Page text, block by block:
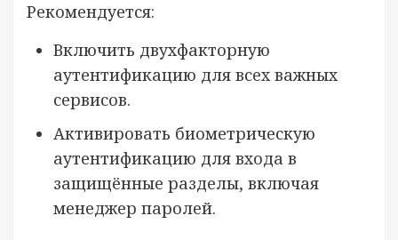
Рекомендуется:
Включить двухфакторную
аутентификацию для всех важных
сервисов.
Активировать биометрическую
аутентификацию для входа в
защищённые разделы, включая
менеджер паролей.